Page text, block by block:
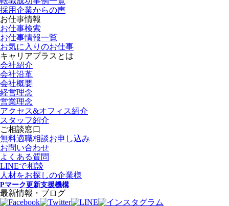
採用企業からの声
お仕事情報
お仕事検索
お仕事情報一覧
お気に入りのお仕事
キャリアプラスとは
会社紹介
会社沿革
会社概要
経営理念
営業理念
アクセス&オフィス紹介
スタッフ紹介
ご相談窓口
無料適職相談お申し込み
お問い合わせ
よくある質問
LINEで相談
人材をお探しの企業様
Pマーク更新支援機構
最新情報・ブログ